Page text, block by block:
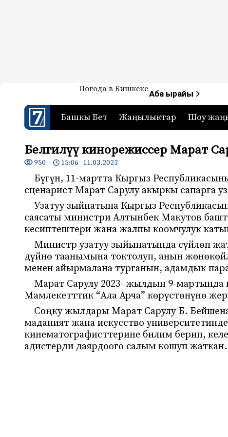
7-канал. Жаңылыктар —
Жаңылыктар — Кыргызстан
Погода в БишкекеАба ырайы
Башкы Бет Жаңылыктар Шоу
Белгилүү кинорежиссер Марат
950 15:06 11.03.2023
Бүгүн, 11-мартта Кыргыз
сценарист Марат Сарулу акыркы сапарга
Узатуу зыйнатына Кыргыз
саясаты министри Алтынбек Макутов
кесиптештери жана жалпы коомчулук
Министр узатуу зыйынатында сүйлөп
дүйнө таанымына токтолуп, анын
менен айырмалана турганын, адамдык
Марат Сарулу 2023- жылдын 9-мартында
Мамлекетттик “Ала Арча” көрүстөнүнө
Соңку жылдары Марат Сарулу Б.
маданият жана искусство
кинематографисттерине билим берип,
адистерди даярдоого салым кошуп жаткан.